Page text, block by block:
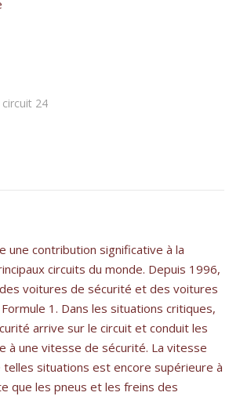
24
une contribution significative à la
circuits du monde. Depuis 1996,
voitures de sécurité et des voitures
1. Dans les situations critiques,
arrive sur le circuit et conduit les
à une vitesse de sécurité. La vitesse
telles situations est encore supérieure à
que les pneus et les freins des